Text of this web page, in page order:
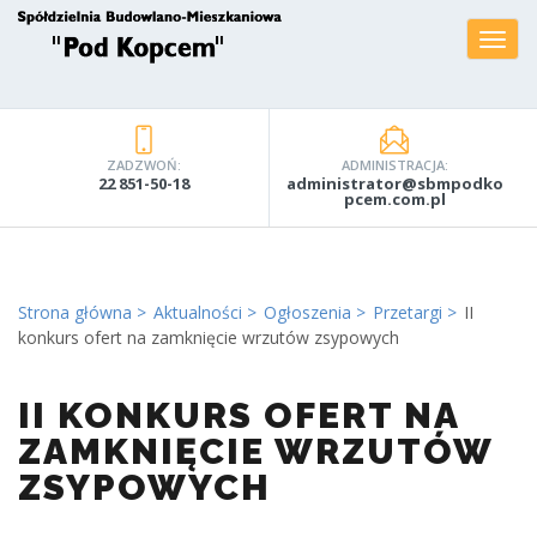
ZADZWOŃ:
22 851-50-18
ADMINISTRACJA:
administrator@sbmpodko
pcem.com.pl
Strona główna Aktualności Ogłoszenia Przetargi
II
konkurs ofert na zamknięcie wrzutów zsypowych
II KONKURS OFERT NA
ZAMKNIĘCIE WRZUTÓW
ZSYPOWYCH